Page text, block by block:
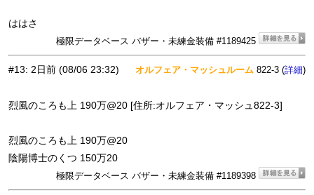
ははさ
極限データベース バザー・未練金装備 #1189425
#13: 2日前 (08/06 23:32) オルフェア・マッシュルーム 822-3 (詳細)
烈風のころも上 190万@20 [住所:オルフェア・マッシュ822-3]
烈風のころも上 190万@20
陰陽博士のくつ 150万20
極限データベース バザー・未練金装備 #1189398